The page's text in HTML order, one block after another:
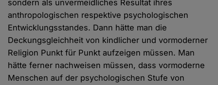
sondern als unvermeidliches Resultat ihres
anthropologischen respektive psychologischen
Entwicklungsstandes. Dann hätte man die
Deckungsgleichheit von kindlicher und vormoderner
Religion Punkt für Punkt aufzeigen müssen. Man
hätte ferner nachweisen müssen, dass vormoderne
Menschen auf der psychologischen Stufe von